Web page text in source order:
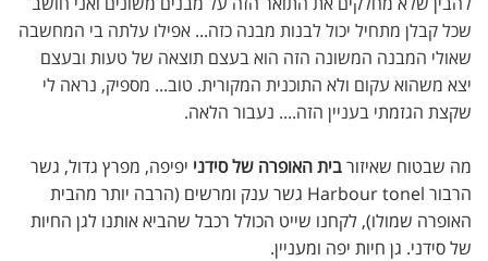
שכל קבלן מתחיל יכול לבנות מבנה כזה... אפילו עלתה בי המחשבה
שאולי המבנה המשונה הזה הוא בעצם תוצאה של טעות ובעצם
יצא משהוא עקום ולא התוכנית המקורית. טוב... מספיק, נראה לי
שקצת הגזמתי בעניין הזה.... נעבור הלאה.
מה שבטוח שאיזורבית האופרה של סידני יפיפה, מפרץ גדול, גשר
הרבור Harbour tonel גשר ענק ומרשים (הרבה יותר מהבית
האופרה שמולו), לקחנו שייט הכולל רכבל שהביא אותנו לגן החיות
של סידני. גן חיות יפה ומעניין.